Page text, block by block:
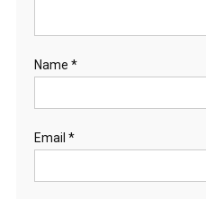
Name *
Email *